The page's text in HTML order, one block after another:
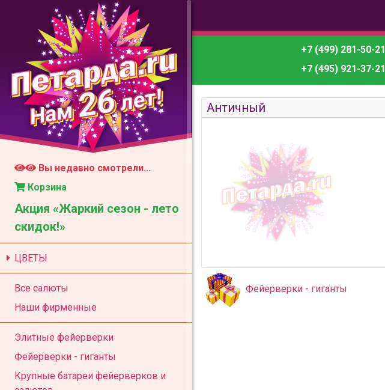
Нам26лет!
Вы недавно смотрели...
Корзина
Акция «Жаркий сезон - лето
скидок!»
ЦВЕТЫ
Все салюты
Наши фирменные
Элитные фейерверки
Фейерверки - гиганты
Крупные батареи фейерверков и
+7 (499) 281-50-21
+7 (495) 921-37-21
Античный
Фейерверки - гиганты